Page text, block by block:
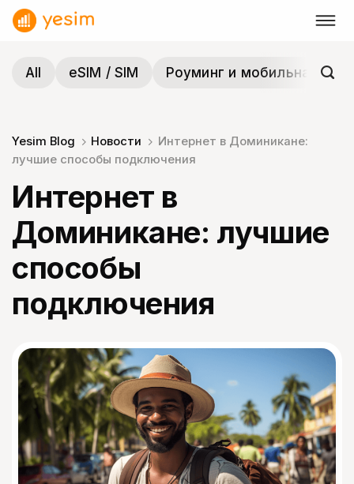
Skip
All
eSIM / SIM Роуминг и мобильная
Yesim Blog Новости
Интернет в Доминикане:
лучшие способы подключения
Интернет в
Доминикане: лучшие
способы
подключения